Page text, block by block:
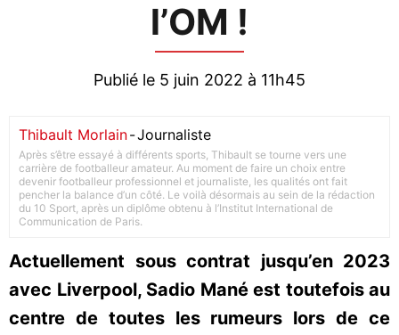
l’OM !
Publié le 5 juin 2022 à 11h45
Thibault Morlain-Journaliste
Après s’être essayé à différents sports, Thibault se tourne vers une
carrière de footballeur amateur. Au moment de faire un choix entre
devenir footballeur professionnel et journaliste, les qualités ont fait
pencher la balance d’un côté. Le voilà désormais au sein de la rédaction
du 10 Sport, après un diplôme obtenu à l’Institut International de
Communication de Paris.
Actuellement sous contrat jusqu’en 2023
avec Liverpool, Sadio Mané est toutefois au
centre de toutes les rumeurs lors de ce